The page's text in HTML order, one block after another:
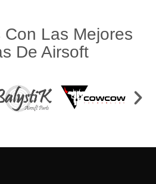
Con Las Mejores
De Airsoft